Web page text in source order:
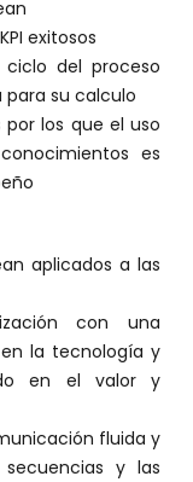
exitosos
del proceso
su calculo
por los que el uso
es
aplicados a las
con una
la tecnología y
en el valor y
fluida y
y las